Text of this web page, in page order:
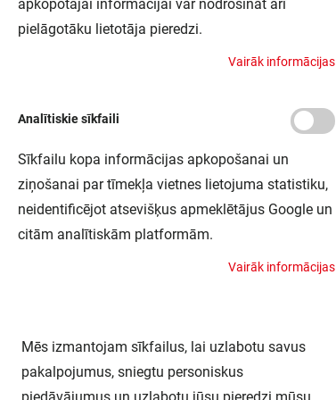
Inform
apkopotajai informācijai var nodrošināt arī
pielāgotāku lietotāja pieredzi.
Vairāk informācijas
Analītiskie sīkfaili
Sīkfailu kopa informācijas apkopošanai un
ziņošanai par tīmekļa vietnes lietojuma statistiku,
neidentificējot atsevišķus apmeklētājus Google un
citām analītiskām platformām.
Vairāk informācijas
Mēs izmantojam sīkfailus, lai uzlabotu savus
pakalpojumus, sniegtu personiskus